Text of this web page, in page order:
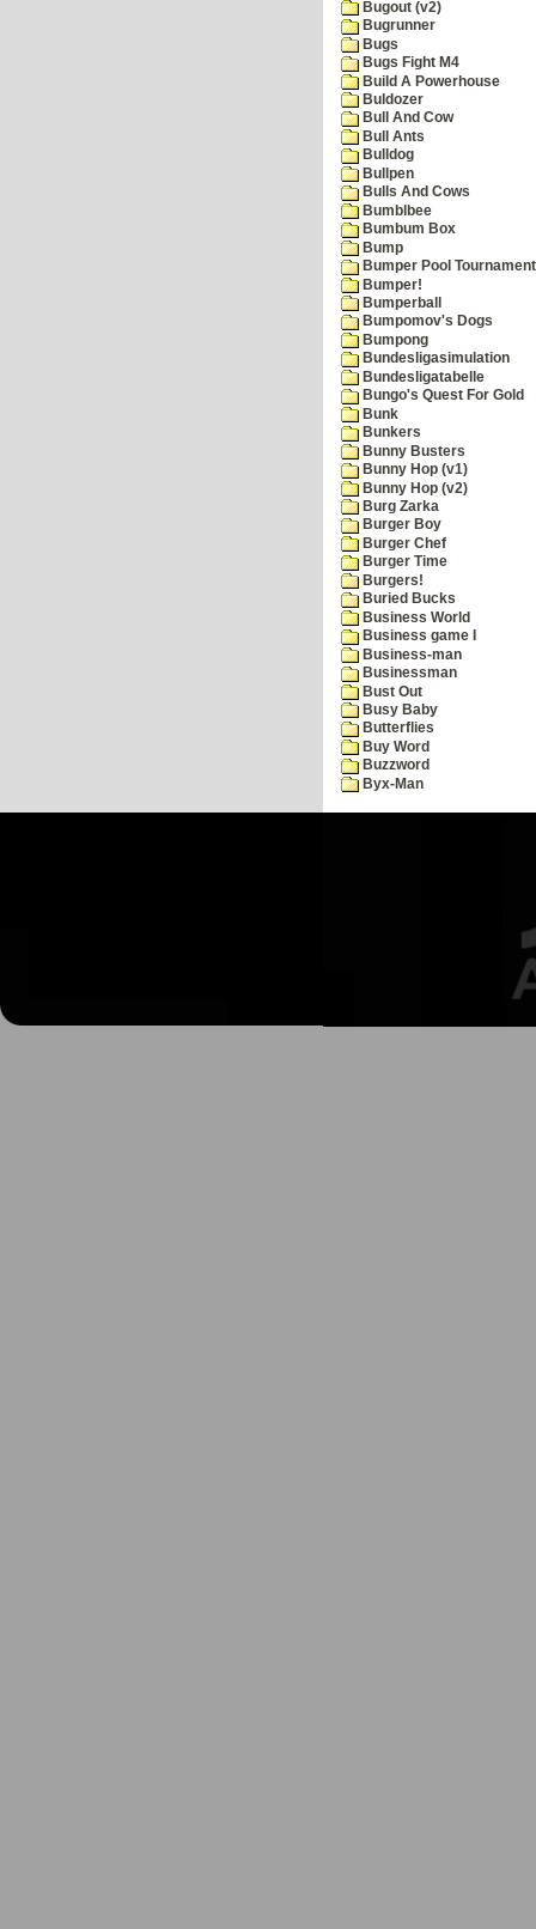
Bugout (v2)
Bugrunner
Bugs
Bugs Fight M4
Build A Powerhouse
Buldozer
Bull And Cow
Bull Ants
Bulldog
Bullpen
Bulls And Cows
Bumblbee
Bumbum Box
Bump
Bumper Pool Tournament
Bumper!
Bumperball
Bumpomov's Dogs
Bumpong
Bundesligasimulation
Bundesligatabelle
Bungo's Quest For Gold
Bunk
Bunkers
Bunny Busters
Bunny Hop (v1)
Bunny Hop (v2)
Burg Zarka
Burger Boy
Burger Chef
Burger Time
Burgers!
Buried Bucks
Business World
Business game I
Business-man
Businessman
Bust Out
Busy Baby
Butterflies
Buy Word
Buzzword
Byx-Man